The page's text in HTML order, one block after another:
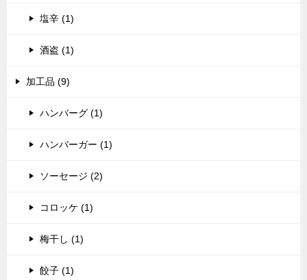
塩辛 (1)
酒盗 (1)
加工品 (9)
ハンバーグ (1)
ハンバーガー (1)
ソーセージ (2)
コロッケ (1)
梅干し (1)
餃子 (1)